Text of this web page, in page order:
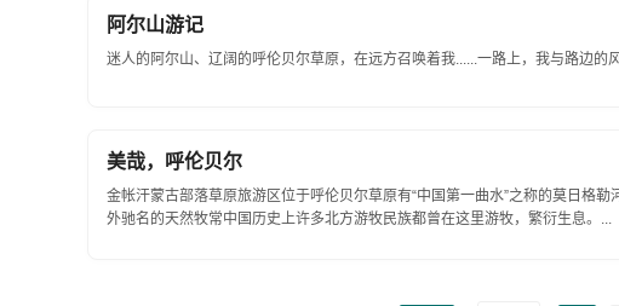
阿尔山游记
迷人的阿尔山、辽阔的呼伦贝尔草原，在远方召唤着我......一路上，我与路边
美哉，呼伦贝尔
金帐汗蒙古部落草原旅游区位于呼伦贝尔草原有“中国第一曲水”之称的莫日格
外驰名的天然牧常中国历史上许多北方游牧民族都曾在这里游牧，繁衍生息。...